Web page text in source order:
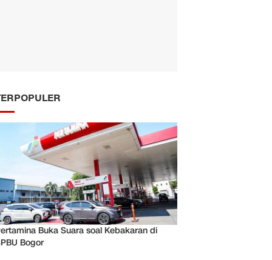
Buka Suara soal Kebakaran di
Bogor